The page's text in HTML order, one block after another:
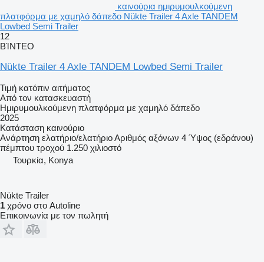
καινούρια ημιρυμουλκούμενη
πλατφόρμα με χαμηλό δάπεδο Nükte Trailer 4 Axle TANDEM
Lowbed Semi Trailer
12
ΒΊΝΤΕΟ
Nükte Trailer 4 Axle TANDEM Lowbed Semi Trailer
Τιμή κατόπιν αιτήματος
Από τον κατασκευαστή
Ημιρυμουλκούμενη πλατφόρμα με χαμηλό δάπεδο
2025
Κατάσταση καινούριο
Ανάρτηση ελατήριο/ελατήριοΑριθμός αξόνων 4 Ύψος (εδράνου)
πέμπτου τροχού 1.250 χιλιοστό
Τουρκία, Konya
Nükte Trailer
1 χρόνο στο Autoline
Επικοινωνία με τον πωλητή